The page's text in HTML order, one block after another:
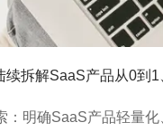
续拆解SaaS产品从0到
：明确SaaS产品轻量化